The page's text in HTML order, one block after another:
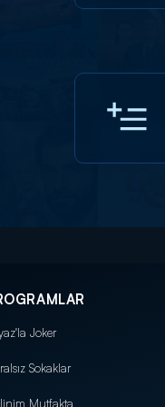
Joker
Sokaklar
Mutfakta